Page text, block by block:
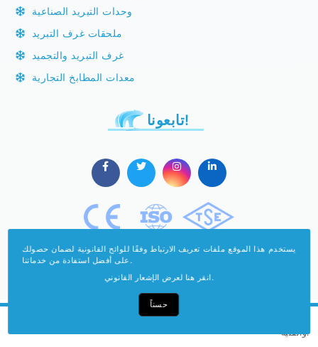
وحدات التبريد الصناعية
ملحقات غرف التبريد
غرف التبريد والتجميد
معدات المطابخ التجارية
تابعونا!
حقوق النشر محمية بموجب قانون الأعمال الفكرية
والفنية.
يستخدم هذا الموقع ملفات تعريف الارتباط وفقًا للوائح القانونية لضمان حصولك
على أفضل استفادة من خدماتنا.
انقر هنا لعرض الإشعار القانوني.
حسناً